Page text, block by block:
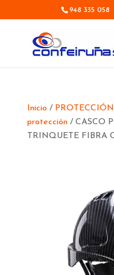
948 335 058
Inicio /
protección/ CASCO
TRINQUETE FIBRA